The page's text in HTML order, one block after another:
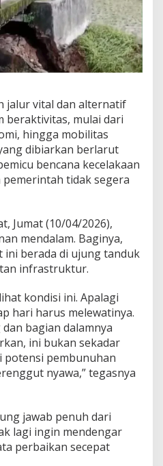
jalur vital dan alternatif
beraktivitas, mulai dari
hingga mobilitas
dibiarkan berlarut
bencana kecelakaan
tidak segera
Jumat (10/04/2026),
mendalam. Baginya,
ini berada di ujung tanduk
infrastruktur.
kondisi ini. Apalagi
hari harus melewatinya.
bagian dalamnya
ini bukan sekadar
potensi pembunuhan
nyawa,” tegasnya
jawab penuh dari
lagi ingin mendengar
perbaikan secepat